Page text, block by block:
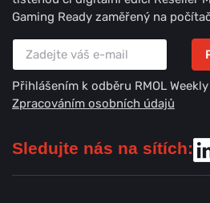
Gaming Ready zaměřený na
Přihlášením k odběru RMOL
Zpracováním osobních údajů
Sledujte nás na sítích: